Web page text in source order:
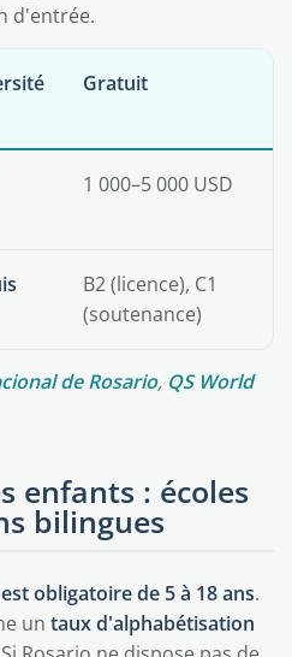
d'entrée.
Gratuit
1 000–5 000 USD
B2 (licence), C1
(soutenance)
de Rosario, QS World
enfants : écoles
bilingues
obligatoire de 5 à 18 ans.
un taux d'alphabétisation